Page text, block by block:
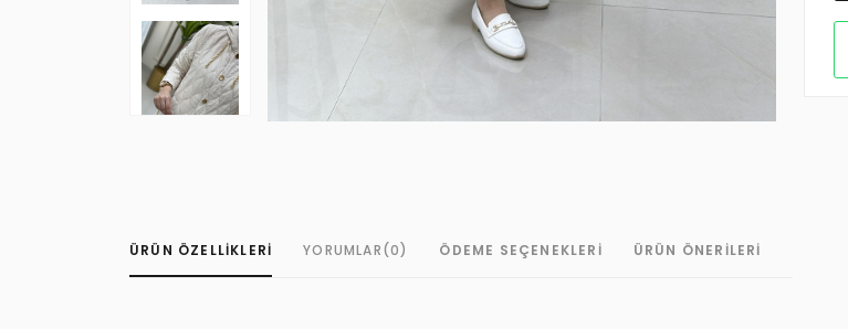
ÜRÜN ÖZELLIKLERI YORUMLAR(0) ÖDEME SEÇENEKLERI ÜRÜN ÖNERILERI